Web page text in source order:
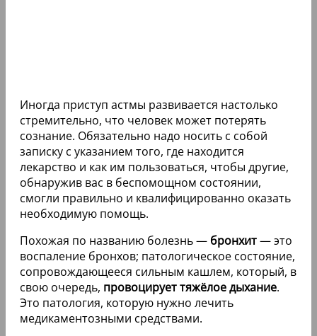
Иногда приступ астмы развивается настолько
стремительно, что человек может потерять
сознание. Обязательно надо носить с собой
записку с указанием того, где находится
лекарство и как им пользоваться, чтобы другие,
обнаружив вас в беспомощном состоянии,
смогли правильно и квалифицированно оказать
необходимую помощь.
Похожая по названию болезнь — бронхит— это
воспаление бронхов; патологическое состояние,
сопровождающееся сильным кашлем, который, в
свою очередь, провоцирует тяжёлое дыхание.
Это патология, которую нужно лечить
медикаментозными средствами.